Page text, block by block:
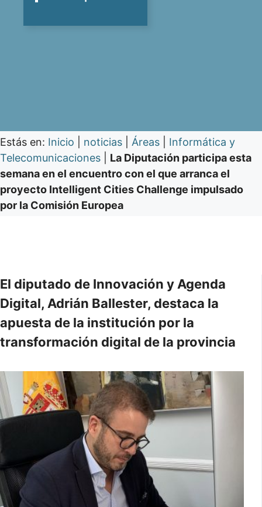
Estás en: Inicio noticias Áreas
Informática y
Telecomunicaciones
La Diputación participa esta
semana en el encuentro con el que arranca el
proyecto Intelligent Cities Challenge impulsado
por la Comisión Europea
El diputado de Innovación y Agenda
Digital, Adrián Ballester, destaca la
apuesta de la institución por la
transformación digital de la provincia